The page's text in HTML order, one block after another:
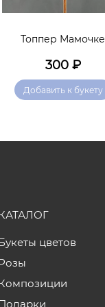
Топпер Мамочке
300₽
Добавить к букету
цветов